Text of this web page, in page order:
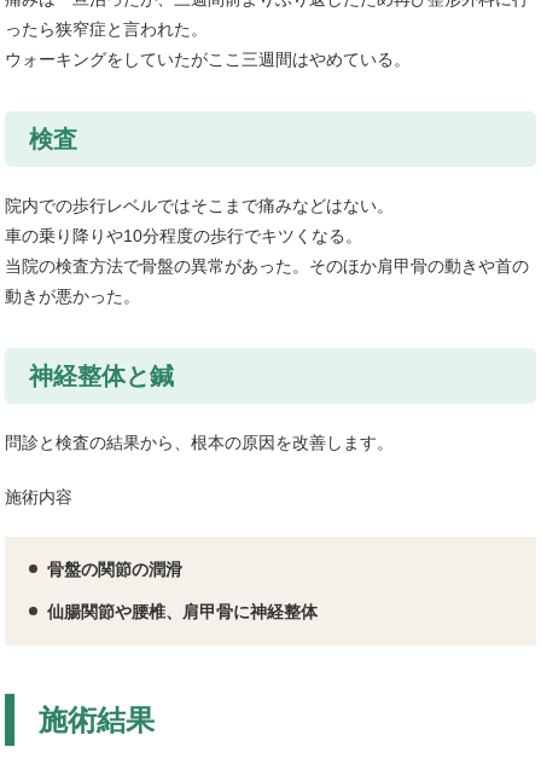
ったら狭窄症と言われた。
ウォーキングをしていたがここ三週間はやめている。
検査
院内での歩行レベルではそこまで痛みなどはない。
車の乗り降りや10分程度の歩行でキツくなる。
当院の検査方法で骨盤の異常があった。そのほか肩甲骨の動きや首の
動きが悪かった。
神経整体と鍼
問診と検査の結果から、根本の原因を改善します。
施術内容
骨盤の関節の潤滑
仙腸関節や腰椎、肩甲骨に神経整体
施術結果